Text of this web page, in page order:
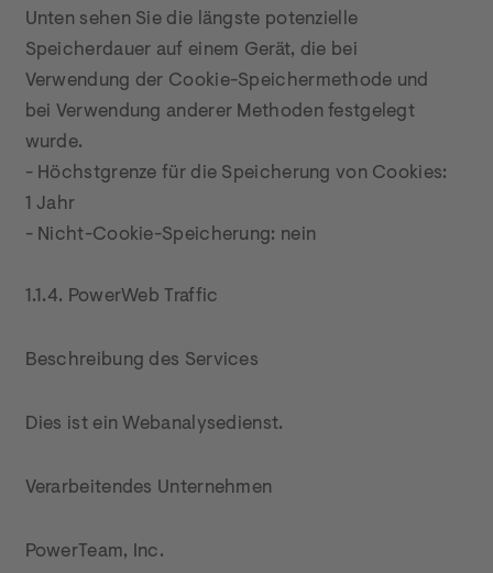
Unten sehen Sie die längste potenzielle
Speicherdauer auf einem Gerät, die bei
Verwendung der Cookie-Speichermethode und
bei Verwendung anderer Methoden festgelegt
wurde.
- Höchstgrenze für die Speicherung von Cookies:
1 Jahr
- Nicht-Cookie-Speicherung: nein
1.1.4. PowerWeb Traffic
Beschreibung des Services
Dies ist ein Webanalysedienst.
Verarbeitendes Unternehmen
PowerTeam, Inc.